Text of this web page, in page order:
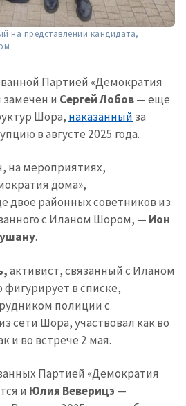
на представлении кандидата,
Партией «Демократия
и Сергей Лобов— еще
Шора, наказанный за
в августе 2025 года.
на мероприятиях,
дома»,
двое районных советников из
с Иланом Шором, — Ион
.
активист, связанный с Иланом
в списке,
полиции с
сети Шора, участвовал как во
и во встрече 2 мая.
Партией «Демократия
и Юлия Веверицэ —
имя
почта
и согласен(на)
НОВОСТЬ